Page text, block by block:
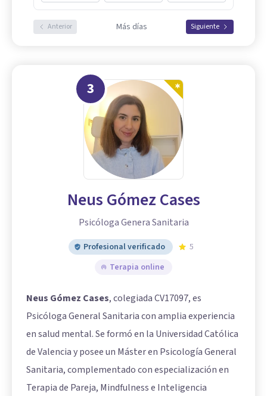
Anterior Más días Siguiente
3
Neus Gómez Cases
Psicóloga Genera Sanitaria
Profesional verificado
5
Terapia online
Neus Gómez Cases, colegiada CV17097, es
Psicóloga General Sanitaria con amplia experiencia
en salud mental. Se formó en la Universidad Católica
de Valencia y posee un Máster en Psicología General
Sanitaria, complementado con especialización en
Terapia de Pareja, Mindfulness e Inteligencia